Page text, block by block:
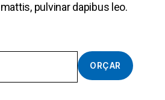
pulvinar dapibus leo.
ORÇAR